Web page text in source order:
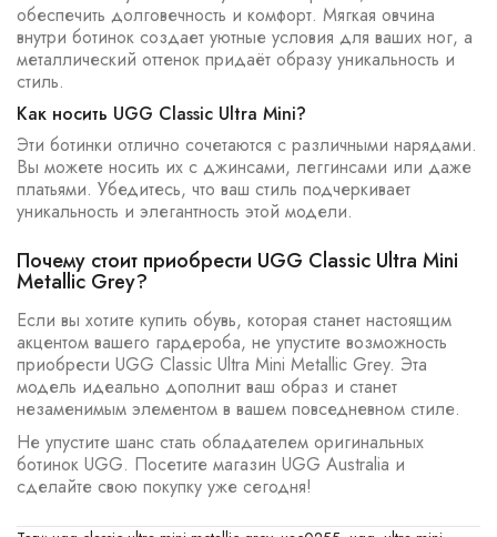
обеспечить долговечность и комфорт. Мягкая овчина
внутри ботинок создает уютные условия для ваших ног, а
металлический оттенок придаёт образу уникальность и
стиль.
Как носить UGG Classic Ultra Mini?
Эти ботинки отлично сочетаются с различными нарядами.
Вы можете носить их с джинсами, леггинсами или даже
платьями. Убедитесь, что ваш стиль подчеркивает
уникальность и элегантность этой модели.
Почему стоит приобрести UGG Classic Ultra Mini
Metallic Grey?
Если вы хотите купить обувь, которая станет настоящим
акцентом вашего гардероба, не упустите возможность
приобрести UGG Classic Ultra Mini Metallic Grey. Эта
модель идеально дополнит ваш образ и станет
незаменимым элементом в вашем повседневном стиле.
Не упустите шанс стать обладателем оригинальных
ботинок UGG. Посетите магазин UGG Australia и
сделайте свою покупку уже сегодня!